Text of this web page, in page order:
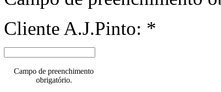
Cliente A.J.Pinto: *
Campo de preenchimento
obrigatório.